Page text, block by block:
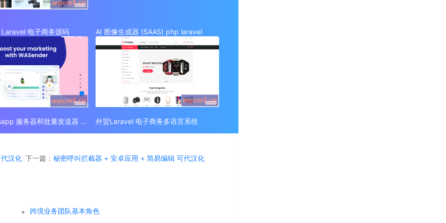
电子商务源码 AI 图像生成器 (SAAS) php laravel
外贸 Whatsapp 服务器和批量发送器 (SAAS) 外贸Laravel 电子商务多语言系统
汉化 下一篇： 秘密呼叫拦截器 + 安卓应用 + 简易编辑 可代汉化
跨境业务团队基本角色